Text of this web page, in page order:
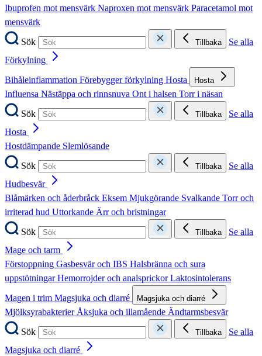
Ibuprofen mot mensvärk Naproxen mot mensvärk Paracetamol mot
mensvärk
Sök
Tillbaka
Se alla
Förkylning
Bihåleinflammation Förebygger förkylning Hosta Hosta
Influensa Nästäppa och rinnsnuva Ont i halsen Torr i näsan
Sök
Tillbaka
Se alla
Hosta
Hostdämpande Slemlösande
Sök
Tillbaka
Se alla
Hudbesvär
Blåmärken och åderbråck Eksem Mjukgörande Svalkande Torr och
irriterad hud Uttorkande Ärr och bristningar
Sök
Tillbaka
Se alla
Mage och tarm
Förstoppning Gasbesvär och IBS Halsbränna och sura
uppstötningarHemorrojder och analsprickorLaktosintolerans
Magen i trim Magsjuka och diarré Magsjuka och diarré
MjölksyrabakterierÅksjuka och illamående Ändtarmsbesvär
Sök
Tillbaka
Se alla
Magsjuka och diarré